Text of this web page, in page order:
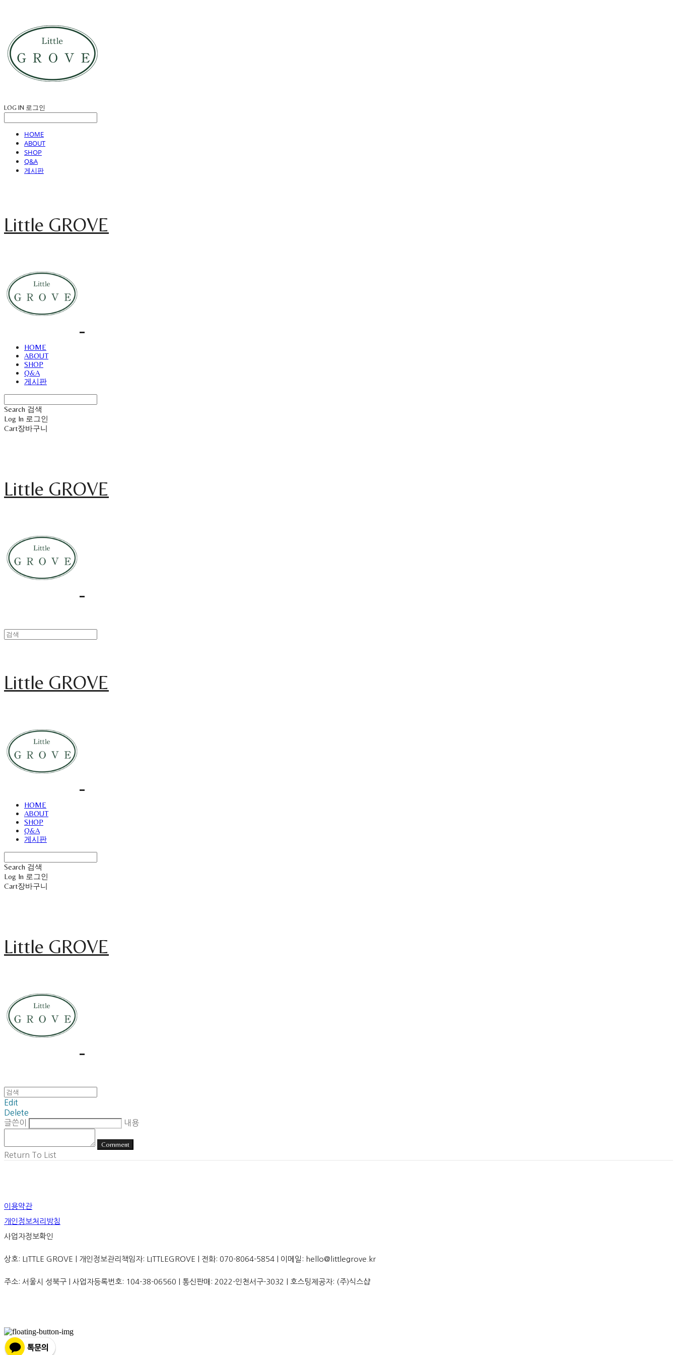
LOG IN 로그인
HOME
ABOUT
SHOP
Q&A
게시판
Little GROVE
HOME
ABOUT
SHOP
Q&A
게시판
Search 검색
Log In 로그인
Cart장바구니
Little GROVE
Little GROVE
HOME
ABOUT
SHOP
Q&A
게시판
Search 검색
Log In 로그인
Cart장바구니
Little GROVE
Edit
Delete
글쓴이
내용
Comment
Return To List
이용약관
개인정보처리방침
사업자정보확인
상호: LITTLE GROVE | 개인정보관리책임자: LITTLEGROVE | 전화: 070-8064-5854 | 이메일: hello@littlegrove.kr
주소: 서울시 성북구 | 사업자등록번호: 104-38-06560 | 통신판매: 2022-인천서구-3032 | 호스팅제공자: (주)식스샵